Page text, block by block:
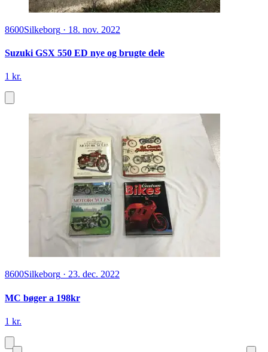
8600Silkeborg · 18. nov. 2022
Suzuki GSX 550 ED nye og brugte dele
1 kr.
8600Silkeborg · 23. dec. 2022
MC bøger a 198kr
1 kr.